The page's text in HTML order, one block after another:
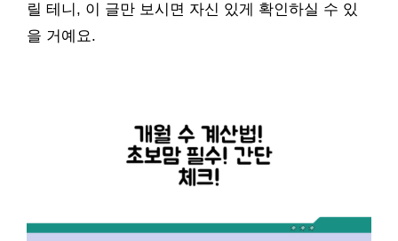
릴 테니, 이 글만 보시면 자신 있게 확인하실 수 있
을 거예요.